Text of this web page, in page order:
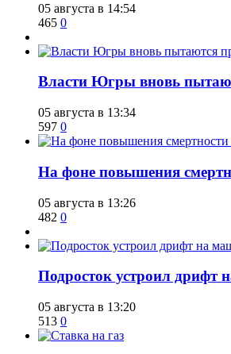
05 августа в 14:54
465 0
Власти Югры вновь
05 августа в 13:34
597 0
На фоне повышения
05 августа в 13:26
482 0
Подросток устроил дрифт
05 августа в 13:20
513 0